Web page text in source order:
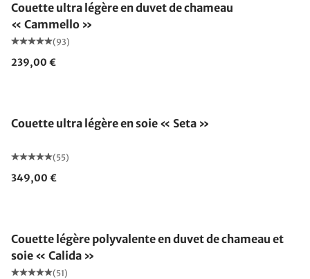
Couette ultra légère en duvet de chameau
« Cammello »
(93)
239,00 €
Couette ultra légère en soie « Seta »
(55)
349,00 €
Couette légère polyvalente en duvet de chameau et
soie « Calida »
(51)